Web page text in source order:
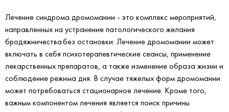
Лечение синдрома дромомании - это комплекс мероприятий,
направленных на устранение патологического желания
бродяжничества без остановки. Лечение дромомании может
включать в себя психотерапевтические сеансы, применение
лекарственных препаратов, а также изменение образа жизни и
соблюдение режима дня. В случае тяжелых форм дромомании
может потребоваться стационарное лечение. Кроме того,
важным компонентом лечения является поиск причины